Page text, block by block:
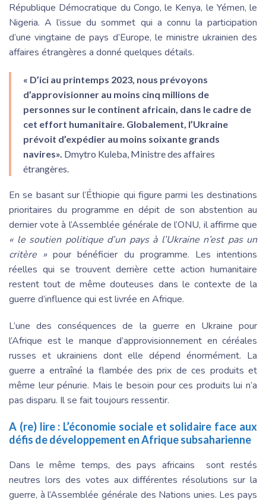
République Démocratique du Congo, le Kenya, le Yémen, le
Nigeria. A l’issue du sommet qui a connu la participation
d’une vingtaine de pays d’Europe, le ministre ukrainien des
affaires étrangères a donné quelques détails.
« D’ici au printemps 2023, nous prévoyons
d’approvisionner au moins cinq millions de
personnes sur le continent africain, dans le cadre de
cet effort humanitaire. Globalement, l’Ukraine
prévoit d’expédier au moins soixante grands
navires». Dmytro Kuleba, Ministre des affaires
étrangères.
En se basant sur l’Éthiopie qui figure parmi les destinations
prioritaires du programme en dépit de son abstention au
dernier vote à l’Assemblée générale de l’ONU, il affirme que
« le soutien politique d’un pays à l’Ukraine n’est pas un
critère »pour bénéficier du programme. Les intentions
réelles qui se trouvent derrière cette action humanitaire
restent tout de même douteuses dans le contexte de la
guerre d’influence qui est livrée en Afrique.
L’une des conséquences de la guerre en Ukraine pour
l’Afrique est le manque d’approvisionnement en céréales
russes et ukrainiens dont elle dépend énormément. La
guerre a entraîné la flambée des prix de ces produits et
même leur pénurie. Mais le besoin pour ces produits lui n’a
pas disparu. Il se fait toujours ressentir.
A (re) lire : L’économie sociale et solidaire face aux
défis de développement en Afrique subsaharienne
Dans le même temps, des pays africains sont restés
neutres lors des votes aux différentes résolutions sur la
guerre, à l’Assemblée générale des Nations unies. Les pays